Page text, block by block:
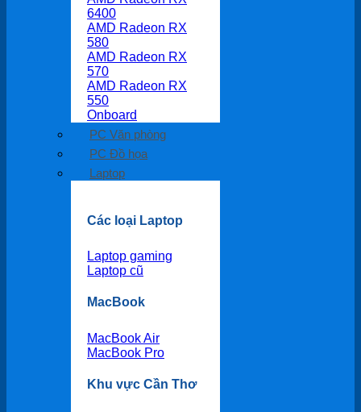
6400
AMD Radeon RX
580
AMD Radeon RX
570
AMD Radeon RX
550
Onboard
PC Văn phòng
PC Đồ họa
Laptop
Các loại Laptop
Laptop gaming
Laptop cũ
MacBook
MacBook Air
MacBook Pro
Khu vực Cần Thơ